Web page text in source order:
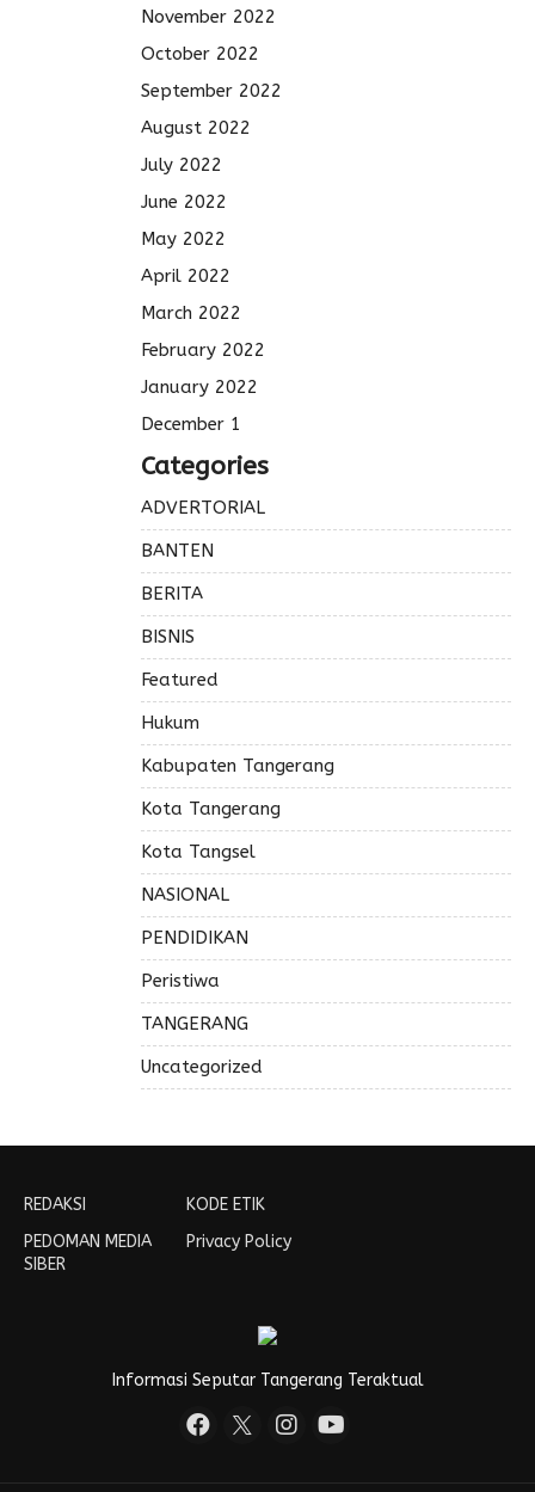
November 2022
October 2022
September 2022
August 2022
July 2022
June 2022
May 2022
April 2022
March 2022
February 2022
January 2022
December 1
Categories
ADVERTORIAL
BANTEN
BERITA
BISNIS
Featured
Hukum
Kabupaten Tangerang
Kota Tangerang
Kota Tangsel
NASIONAL
PENDIDIKAN
Peristiwa
TANGERANG
Uncategorized
REDAKSI
PEDOMAN MEDIA
SIBER
KODE ETIK
Privacy Policy
Informasi Seputar Tangerang Teraktual